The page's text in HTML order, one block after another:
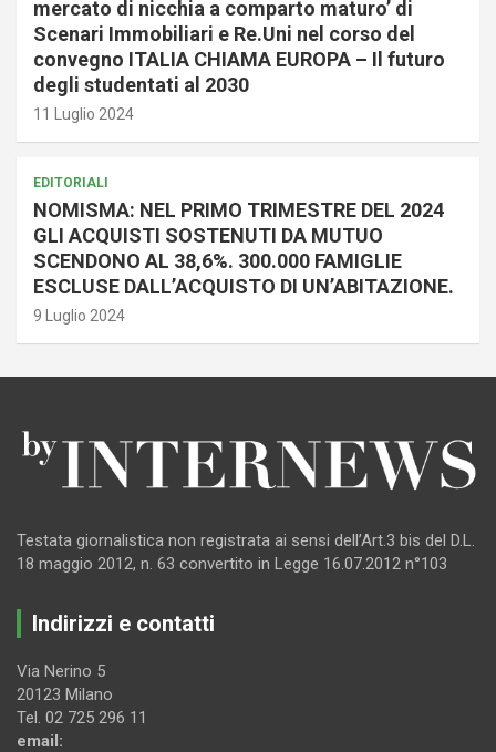
mercato di nicchia a comparto maturo’ di
Scenari Immobiliari e Re.Uni nel corso del
convegno ITALIA CHIAMA EUROPA – Il futuro
degli studentati al 2030
11 Luglio 2024
EDITORIALI
NOMISMA: NEL PRIMO TRIMESTRE DEL 2024
GLI ACQUISTI SOSTENUTI DA MUTUO
SCENDONO AL 38,6%. 300.000 FAMIGLIE
ESCLUSE DALL’ACQUISTO DI UN’ABITAZIONE.
9 Luglio 2024
Testata giornalistica non registrata ai sensi dell’Art.3 bis del D.L.
18 maggio 2012, n. 63 convertito in Legge 16.07.2012 n°103
Indirizzi e contatti
Via Nerino 5
20123 Milano
Tel. 02 725 296 11
email: